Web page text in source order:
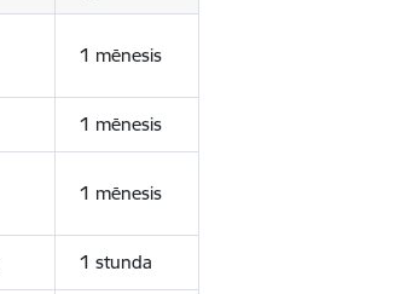
1 mēnesis
1 mēnesis
1 mēnesis
1 stunda